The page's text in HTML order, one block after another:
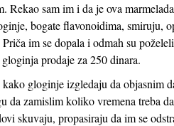
Rekao sam im i da je ova
bogate flavonoidima, smiruju,
im se dopala i odmah su
prodaje za 250 dinara.
gloginje izgledaju da objasnim
da zamislim koliko vremena treba
skuvaju, propasiraju da im se